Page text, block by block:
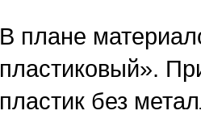
В плане
пластиковый».
пластик без